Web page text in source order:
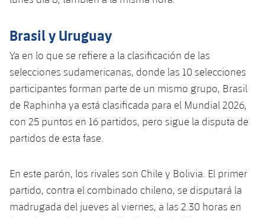
Brasil y Uruguay
Ya en lo que se refiere a la clasificación de las
selecciones sudamericanas, donde las 10 selecciones
participantes forman parte de un mismo grupo, Brasil
de Raphinha ya está clasificada para el Mundial 2026,
con 25 puntos en 16 partidos, pero sigue la disputa de
partidos de esta fase.
En este parón, los rivales son Chile y Bolivia. El primer
partido, contra el combinado chileno, se disputará la
madrugada del jueves al viernes, a las 2.30 horas en